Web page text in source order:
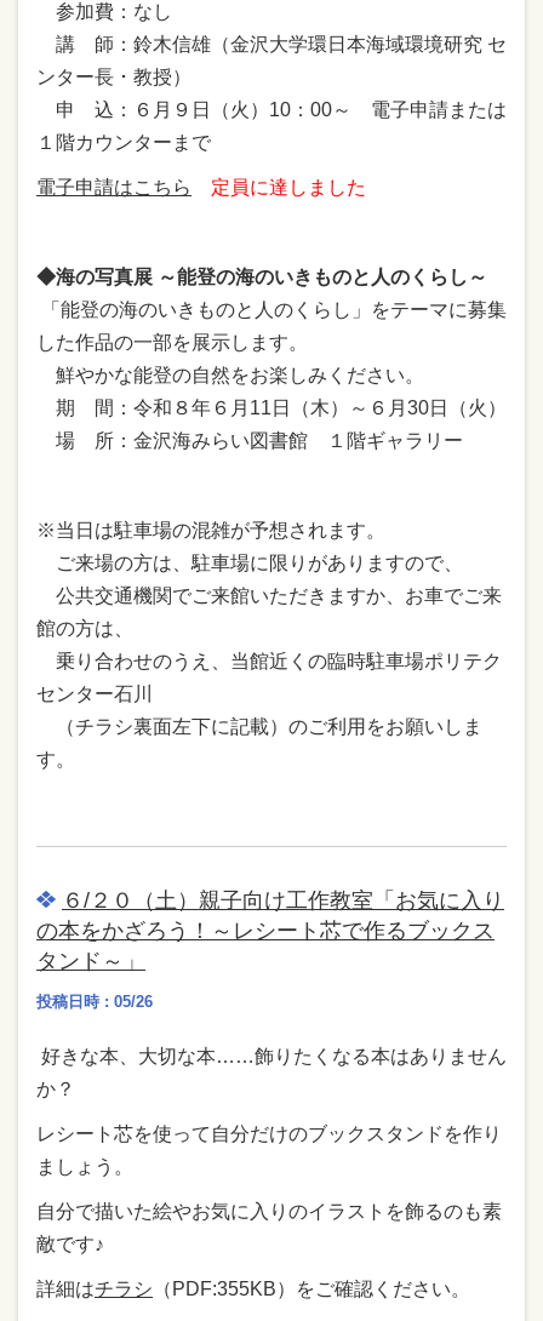
参加費：なし
講 師：鈴木信雄（金沢大学環日本海域環境研究 セ
ンター長 ･ 教授）
申 込：６月９日（火）10：00～ 電子申請または
１階カウンターまで
電子申請はこちら 定員に達しました
◆海の写真展 ～能登の海のいきものと人のくらし～
「能登の海のいきものと人のくらし」をテーマに募集
した作品の一部を展示します。
鮮やかな能登の自然をお楽しみください。
期 間：令和８年６月11日（木）～６月30日（火）
場 所：金沢海みらい図書館 １階ギャラリー
※当日は駐車場の混雑が予想されます。
ご来場の方は、駐車場に限りがありますので、
公共交通機関でご来館いただきますか、お車でご来
館の方は、
乗り合わせのうえ、当館近くの臨時駐車場ポリテク
センター石川
（チラシ裏面左下に記載）のご利用をお願いしま
す。
６/２０（土）親子向け工作教室「お気に入り
の本をかざろう！～レシート芯で作るブックス
タンド～」
投稿日時 : 05/26
好きな本、大切な本……飾りたくなる本はありません
か？
レシート芯を使って自分だけのブックスタンドを作り
ましょう。
自分で描いた絵やお気に入りのイラストを飾るのも素
敵です♪
詳細はチラシ （PDF:355KB）をご確認ください。